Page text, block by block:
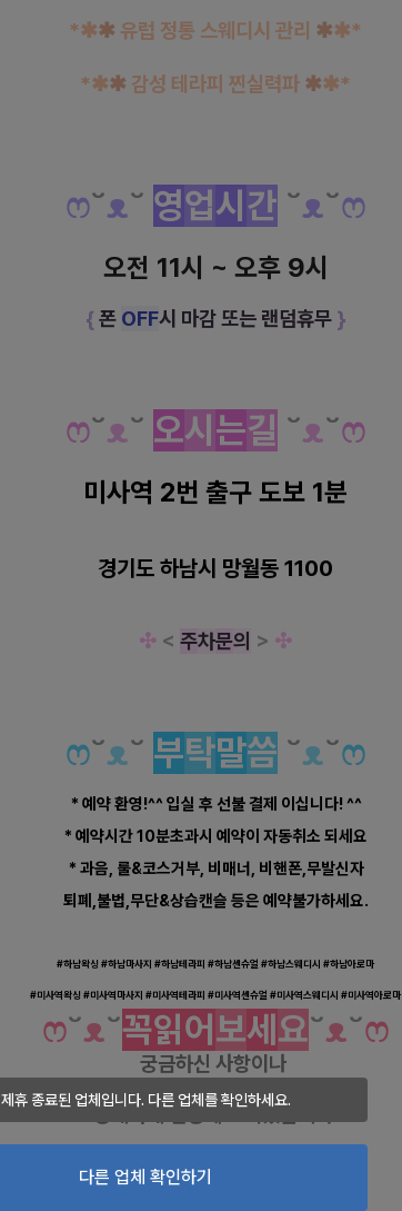
제휴 종료된 업체입니다. 다른 업체를 확인하세요.
다른 업체 확인하기
*✱✱ 유럽 정통 스웨디시 관리 ✱✱*
*✱✱ 감성 테라피 찐실력파 ✱✱*
ෆ˘ᴥ˘ 영업시 간 ˘ᴥ˘ෆ
오전 11시 ~ 오후 9시
{ 폰 OFF시 마감 또는 랜덤휴무 }
ෆ˘ᴥ˘ 오시 는길 ˘ᴥ˘ෆ
미사역 2번 출구 도보 1분
경기도 하남시 망월동 1100
✣ < 주차문의 > ✣
ෆ˘ᴥ˘ 부탁말씀 ˘ᴥ˘ෆ
* 예약 환영!^^ 입실 후 선불 결제 이십니다! ^^
* 예약시간 10분초과시 예약이 자동취소 되세요
* 과음, 룰&코스거부, 비매너, 비핸폰,무발신자
퇴폐,불법,무단&상습캔슬 등은 예약불가하세요.
#하남왁싱 #하남마사지 #하남테라피 #하남센슈얼 #하남스웨디시 #하남아로마
#미사역왁싱 #미사역마사지 #미사역테라피 #미사역센슈얼 #미사역스웨디시 #미사역아로마
ෆ˘ᴥ˘꼭읽어 보세 요˘ᴥ˘ෆ
궁금하신 사항이나
예약문의 등전화 주시면
상세하게 설명해 드리겠습니다.
하남마사지구인